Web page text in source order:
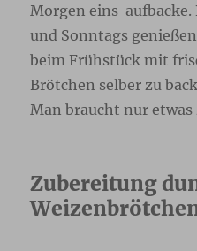
Morgen eins aufbacke.
und Sonntags
beim Frühstück mit
Brötchen selber zu
Man braucht nur etwas
Zubereitung